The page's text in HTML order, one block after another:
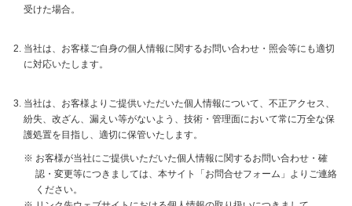
受けた場合。
当社は、お客様ご自身の個人情報に関するお問い合わせ・照会等にも適切
に対応いたします。
当社は、お客様よりご提供いただいた個人情報について、不正アクセス、
紛失、改ざん、漏えい等がないよう、技術・管理面において常に万全な保
護処置を目指し、適切に保管いたします。
お客様が当社にご提供いただいた個人情報に関するお問い合わせ・確
認・変更等につきましては、本サイト「お問合せフォーム」よりご連絡
ください。